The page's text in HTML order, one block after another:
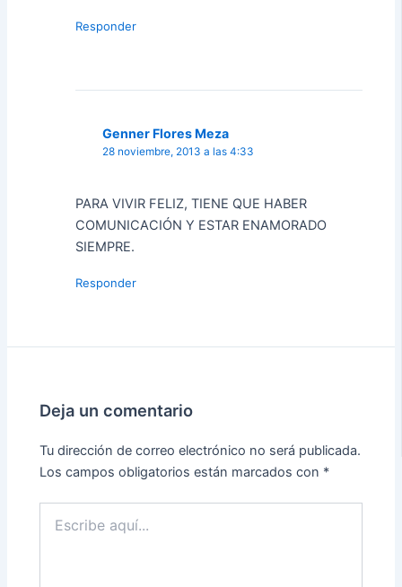
Responder
Genner Flores Meza
28 noviembre, 2013 a las 4:33
PARA VIVIR FELIZ, TIENE QUE HABER
COMUNICACIÓN Y ESTAR ENAMORADO
SIEMPRE.
Responder
Deja un comentario
Tu dirección de correo electrónico no será publicada.
Los campos obligatorios están marcados con *
aquí...